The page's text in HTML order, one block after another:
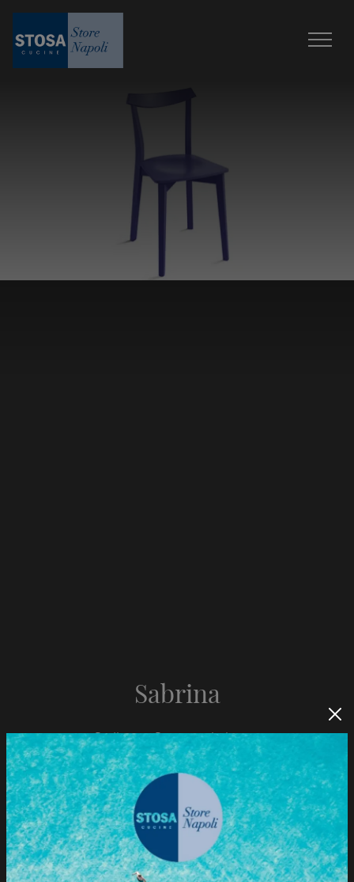
Sedia con Struttura in legno.
Sfoglia il Catalogo
Sabrina